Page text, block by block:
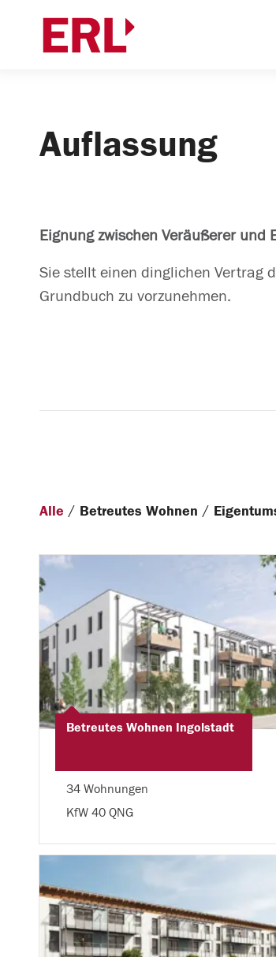
Auflassung
Eignung zwischen Veräußerer
Sie stellt einen dinglichen Vertrag
Grundbuch zu vorzunehmen.
Alle / Betreutes Wohnen /
Betreutes Wohnen Ingolstadt
34 Wohnungen
KfW 40 QNG